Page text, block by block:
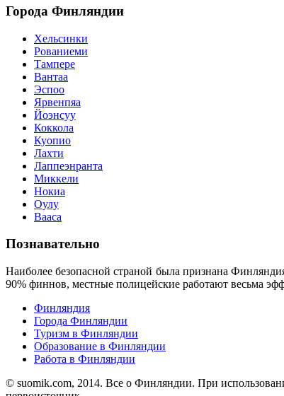
Города Финляндии
Хельсинки
Рованиеми
Тампере
Вантаа
Эспоо
Ярвенпяа
Йоэнсуу
Коккола
Куопио
Лахти
Лаппеэнранта
Миккели
Нокиа
Оулу
Вааса
Познавательно
Наиболее безопасной страной была признана
90% финнов, местные полицейские работают весьма
Финляндия
Города Финляндии
Туризм в Финляндии
Образование в Финляндии
Работа в Финляндии
© suomik.com, 2014. Все о Финляндии. При